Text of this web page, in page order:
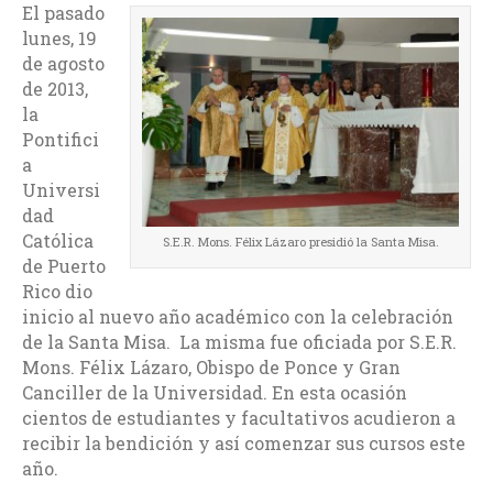
S.E.R. Mons. Félix Lázaro presidió la Santa Misa.
El pasado
lunes, 19
de agosto
de 2013,
la
Pontifici
a
Universi
dad
Católica
de Puerto
Rico dio
inicio al nuevo año académico con la celebración
de la Santa Misa. La misma fue oficiada por S.E.R.
Mons. Félix Lázaro, Obispo de Ponce y Gran
Canciller de la Universidad. En esta ocasión
cientos de estudiantes y facultativos acudieron a
recibir la bendición y así comenzar sus cursos este
año.